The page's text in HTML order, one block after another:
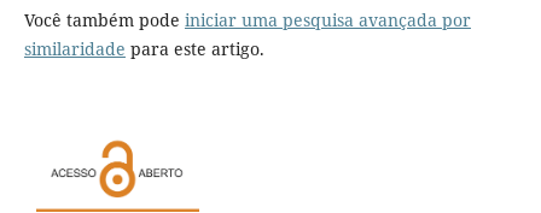
Você também pode iniciar uma pesquisa avançada por
similaridade para este artigo.